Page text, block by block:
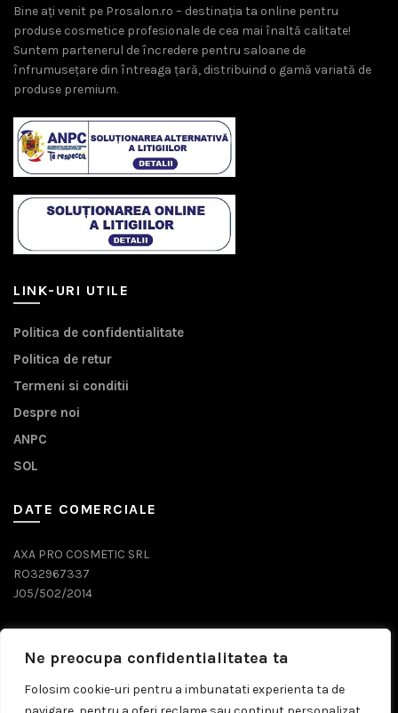
Ne preocupa confidentialitatea ta
Folosim cookie-uri pentru a imbunatati experienta ta de
Bine ați venit pe Prosalon.ro – destinația ta online pentru
produse cosmetice profesionale de cea mai înaltă calitate!
Suntem partenerul de încredere pentru saloane de
înfrumusețare din întreaga țară, distribuind o gamă variată de
produse premium.
LINK-URI UTILE
Politica de confidentialitate
Politica de retur
Termeni si conditii
Despre noi
ANPC
SOL
DATE COMERCIALE
AXA PRO COSMETIC SRL
RO32967337
J05/502/2014
0743 071 579